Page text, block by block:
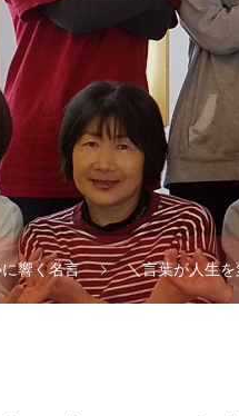
響く名言 ＼言葉が人生